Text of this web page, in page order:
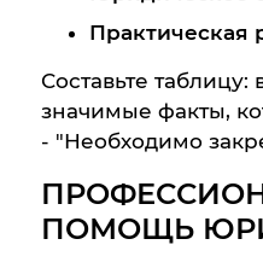
Практическая
Составьте
значимые факты,
- "Необходимо
ПОМОЩЬ